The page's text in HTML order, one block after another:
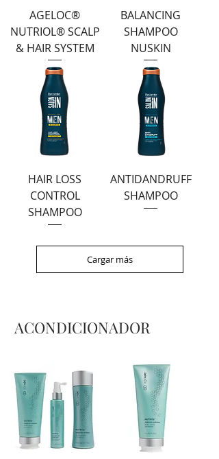
AGELOC®
NUTRIOL® SCALP
& HAIR SYSTEM
BALANCING
SHAMPOO
NUSKIN
HAIR LOSS
CONTROL
SHAMPOO
ANTIDANDRUFF
SHAMPOO
Cargar más
ACONDICIONADOR